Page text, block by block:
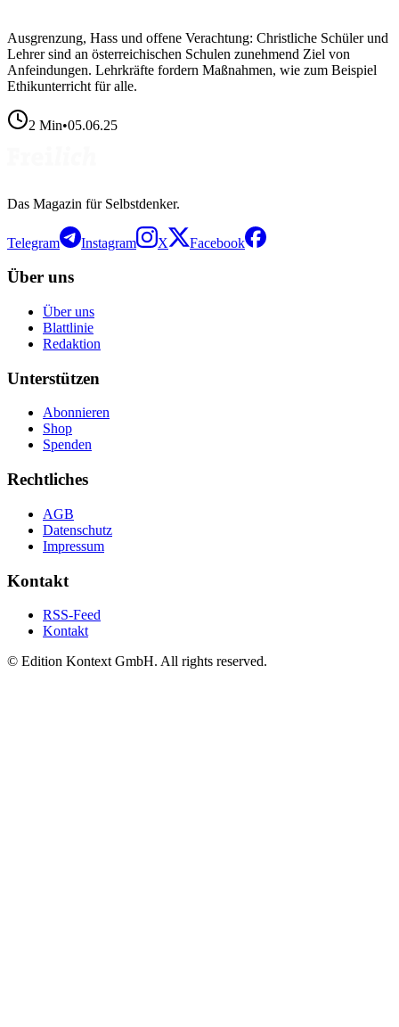
Ausgrenzung, Hass und offene Verachtung: Christliche Schüler und
Lehrer sind an österreichischen Schulen zunehmend Ziel von
Anfeindungen. Lehrkräfte fordern Maßnahmen, wie zum Beispiel
Ethikunterricht für alle.
2 Min•05.06.25
Das Magazin für Selbstdenker.
Telegram Instagram X Facebook
Über uns
Über uns
Blattlinie
Redaktion
Unterstützen
Abonnieren
Shop
Spenden
Rechtliches
AGB
Datenschutz
Impressum
Kontakt
RSS-Feed
Kontakt
© Edition Kontext GmbH. All rights reserved.